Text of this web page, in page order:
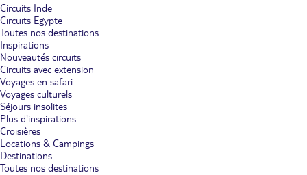
Circuits Inde
Circuits Egypte
Toutes nos destinations
Inspirations
Nouveautés circuits
Circuits avec extension
Voyages en safari
Voyages culturels
Séjours insolites
Plus d'inspirations
Croisières
Locations & Campings
Destinations
Toutes nos destinations